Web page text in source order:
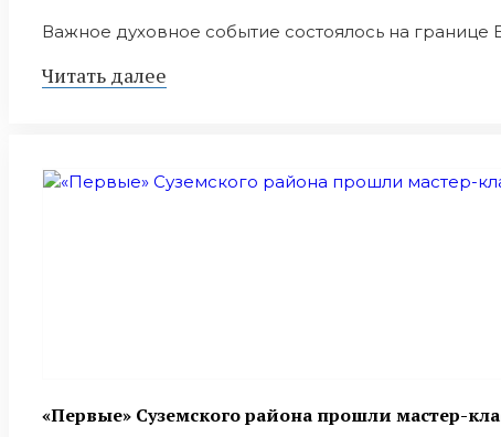
Важное духовное событие состоялось на
Читать далее
«Первые» Суземского района прошли мастер-